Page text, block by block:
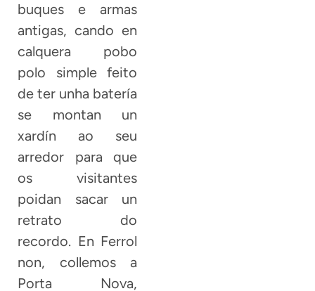
buques e armas
antigas, cando en
calquera pobo
polo simple feito
de ter unha batería
se montan un
xardín ao seu
arredor para que
os visitantes
poidan sacar un
retrato do
recordo. En Ferrol
non, collemos a
Porta Nova,